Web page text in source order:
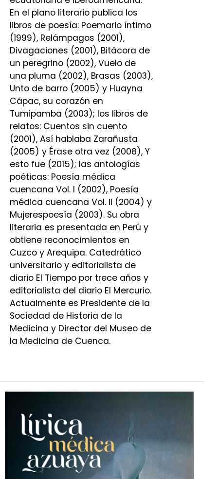
En el plano literario publica los
libros de poesía: Poemario íntimo
(1999), Relámpagos (2001),
Divagaciones (2001), Bitácora de
un peregrino (2002), Vuelo de
una pluma (2002), Brasas (2003),
Unto de barro (2005) y Huayna
Cápac, su corazón en
Tumipamba (2003); los libros de
relatos: Cuentos sin cuento
(2001), Así hablaba Zarañusta
(2005) y Érase otra vez (2008), Y
esto fue (2015); las antologías
poéticas: Poesía médica
cuencana Vol. I (2002), Poesía
médica cuencana Vol. II (2004) y
Mujerespoesía (2003). Su obra
literaria es presentada en Perú y
obtiene reconocimientos en
Cuzco y Arequipa. Catedrático
universitario y editorialista de
diario El Tiempo por trece años y
editorialista del diario El Mercurio.
Actualmente es Presidente de la
Sociedad de Historia de la
Medicina y Director del Museo de
la Medicina de Cuenca.